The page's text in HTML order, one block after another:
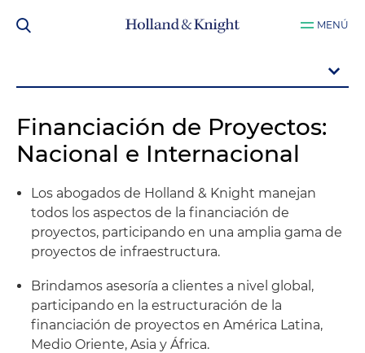
MENÚ
Financiación de Proyectos:
Nacional e Internacional
Los abogados de Holland & Knight manejan
todos los aspectos de la financiación de
proyectos, participando en una amplia gama de
proyectos de infraestructura.
Brindamos asesoría a clientes a nivel global,
participando en la estructuración de la
financiación de proyectos en América Latina,
Medio Oriente, Asia y África.